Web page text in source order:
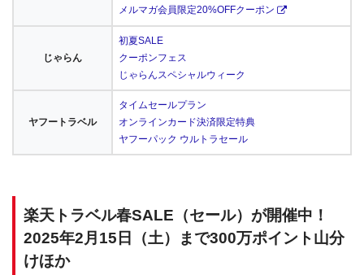
メルマガ会員限定20%OFFクーポン
じゃらん
初夏SALE
クーポンフェス
じゃらんスペシャルウィーク
ヤフートラベル
タイムセールプラン
オンラインカード決済限定特典
ヤフーパック ウルトラセール
楽天トラベル春SALE（セール）が開催中！
2025年2月15日（土）まで300万ポイント山分
けほか